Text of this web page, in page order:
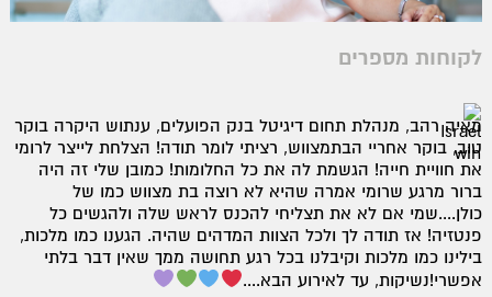
לקוחות מספרים
מאיה רהב, מנהלת תחום דיגיטל בנק הפועלים, ענתוש היקרה בוקר
טוב, בוקר אחריי הבתמצווש, רציתי לומר תודה! הצלחת לייצר לרומי
את חוויית חייה! הגשמת לה את כל החלומות! כמובן שלי זה היה
ברור מרגע שרומי אמרה שהיא לא רוצה בת מצווש כמו של
כולן....שמי אם לא את תצליחי להכנס לראש שלה ולהגשים כל
פנטזיה! אז תודה לך ולכל הצוות המדהים שהיה. הגענו כמו מלכות,
בילינו כמו מלכות וקיבלנו בכל רגע תחושה ממך שאין דבר בלתי
אפשרי!נשיקות, עד לאירוע הבא....